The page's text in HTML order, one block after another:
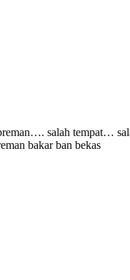
salah tempat…
bakar ban bekas